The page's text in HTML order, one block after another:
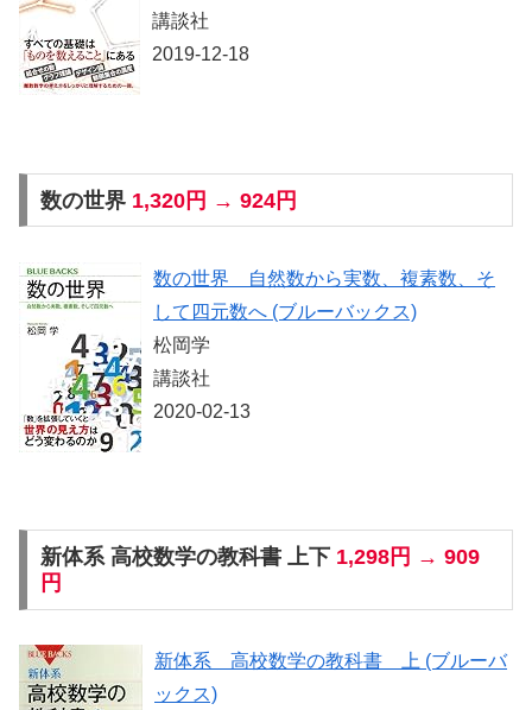
講談社
2019-12-18
数の世界 1,320円 → 924円
数の世界 自然数から実数、複素数、そ
して四元数へ (ブルーバックス)
松岡学
講談社
2020-02-13
新体系 高校数学の教科書 上下 1,298円 → 909
円
新体系 高校数学の教科書 上 (ブルーバ
ックス)